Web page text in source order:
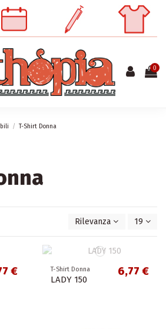
0
T-Shirt Donna
Rilevanza 19
€ T-Shirt Donna
LADY 150
6,77 €